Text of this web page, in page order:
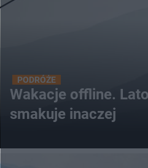
PODRÓŻE
Wakacje offline.
smakuje inaczej